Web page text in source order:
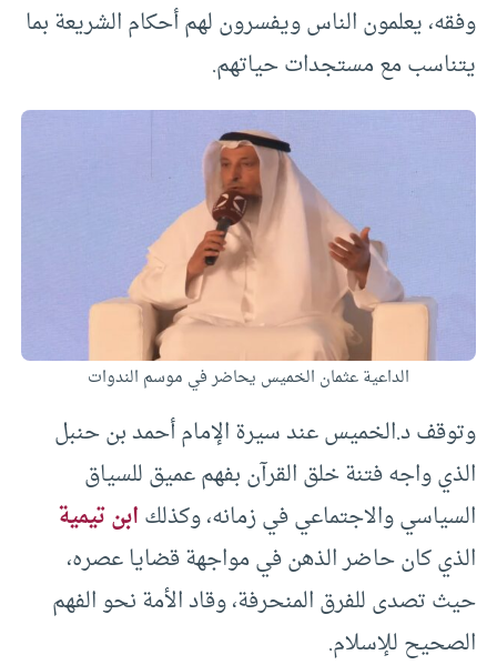
وفقه، يعلمون الناس ويفسرون لهم أحكام الشريعة بما
يتناسب مع مستجدات حياتهم.
الداعية عثمان الخميس يحاضر في موسم الندوات
وتوقف د.الخميس عند سيرة الإمام أحمد بن حنبل
الذي واجه فتنة خلق القرآن بفهم عميق للسياق
السياسي والاجتماعي في زمانه، وكذلكابن تيمية
الذي كان حاضر الذهن في مواجهة قضايا عصره،
حيث تصدى للفرق المنحرفة، وقاد الأمة نحو الفهم
الصحيح للإسلام.